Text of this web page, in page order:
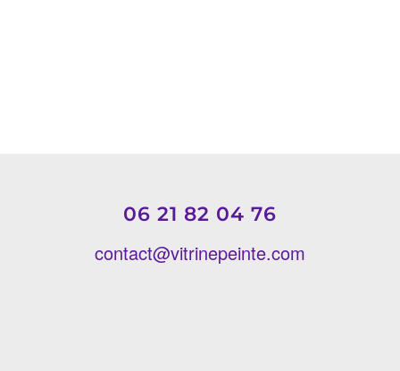
06 21 82 04 76
contact@vitrinepeinte.com